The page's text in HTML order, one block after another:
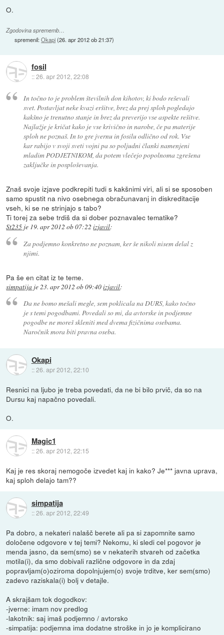
O.
Zgodovina sprememb…
spremenil:Okapi(26. apr 2012 ob 21:37)
fosil
::26. apr 2012, 22:08
In točno to je problem številnih don kihotov, ki bodo reševali
svet. Postavljat neke kvazi eršitve, brez da prej sploh pogledajo
kakšno je trenutno stanje in brez da preverijo vse aspekte rešitve.
Najlažje je kričat kako je vse krivično in narobe, če pa materije
sploh ne poznaš. In to gre jvernu in fosilu odlično od rok. Vse
kar rabijo v svoji sveti vojni pa so poljudni članki namenjeni
mladim PODJETNIKOM, da potem vlečejo popolnoma zgrešena
zaključke in posploševanja.
Znaš svoje izjave podkrepiti tudi s kakšnimi viri, ali si se sposoben
samo spustit na nivo osebnega obračunavanj in diskreditacije
vseh, ki se ne strinjajo s tabo?
Ti torej za sebe trdiš da si dober poznavalec tematike?
St235 je 19. apr 2012 ob 07:22 izjavil:
Za podjemno konkretno ne poznam, ker še nikoli nisem delal z
njimi.
Pa še en citat iz te teme.
simpatija je23. apr 2012 ob 09:40izjavil:
Da ne bomo mešali megle, sem poklicala na DURS, kako točno
je s temi pogodbami. Povedali so mi, da avtorske in podjemne
pogodbe ne moreš skleniti med dvema fizičnima osebama.
Naročnik mora biti pravna oseba.
Okapi
::26. apr 2012, 22:10
Resnici na ljubo je treba povedati, da ne bi bilo prvič, da so na
Dursu kaj napačno povedali.
O.
Magic1
::26. apr 2012, 22:15
Kaj je res skoraj nemogoče izvedet kaj in kako? Je*** javna uprava,
kaj sploh delajo tam??
simpatija
::26. apr 2012, 22:49
Pa dobro, a nekateri nalašč berete ali pa si zapomnite samo
določene odgovore v tej temi? Nekomu, ki sledi cel pogovor je
menda jasno, da sem(smo) se v nekaterih stvareh od začetka
motila(i), da smo dobivali različne odgovore in da zdaj
popravljam(o)oziroma dopolnjujem(o) svoje trditve, ker sem(smo)
zadevo raziskala(i) bolj v detajle.
A skrajšam tok dogodkov:
-jverne: imam nov predlog
-lakotnik: saj imaš podjemno / avtorsko
-simpatija: podjemna ima dodatne stroške in jo je komplicirano